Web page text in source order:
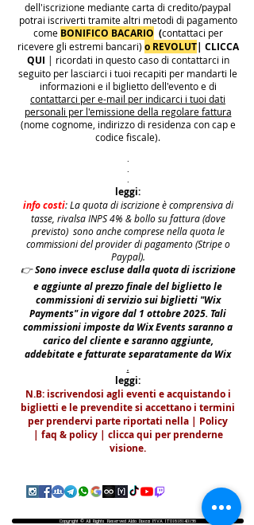
dell'iscrizione mediante carta di credito/paypal
potrai iscriverti tramite altri metodi di pagamento
come BONIFICO BACARIO (contattaci per
ricevere gli estremi bancari) o REVOLUT| CLICCA
QUI | ricordati in questo caso di contattarci in
seguito per lasciarci i tuoi recapiti per mandarti le
informazioni e il biglietto dell'evento e di
contattarci per e-mail per indicarci i tuoi dati
personali per l'emissione della regolare fattura
(nome cognome, indirizzo di residenza con cap e
codice fiscale).
.
.
.
leggi:
info costi: La quota di iscrizione è comprensiva di
tasse, rivalsa INPS 4% & bollo su fattura (dove
previsto) sono anche comprese nella quota le
commissioni del provider di pagamento (Stripe o
Paypal).
👉Sono invece escluse dalla quota di iscrizione
e aggiunte al prezzo finale del biglietto le
commissioni di servizio sui biglietti "Wix
Payments" in vigore dal 1 ottobre 2025. Tali
commissioni imposte da Wix Events saranno a
carico del cliente e saranno aggiunte,
addebitate e fatturate separatamente da Wix
.
leggi:
N.B: iscrivendosi agli eventi e acquistando i
biglietti e le prevendite si accettano i termini
per prendervi parte riportati nella | Policy
| faq & policy | clicca qui per prenderne
visione.
Copyright © All Rights Reserved Aldo Diazzi P.IVA IT01618140196